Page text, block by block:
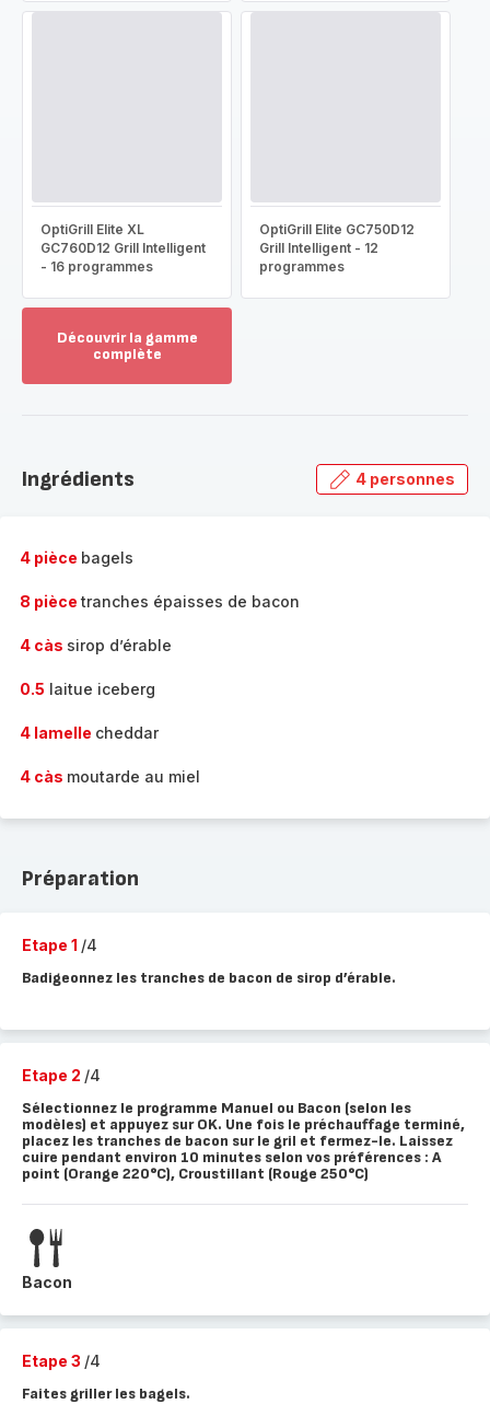
OptiGrill Elite XL
GC760D12 Grill Intelligent
- 16 programmes
OptiGrill Elite GC750D12
Grill Intelligent - 12
programmes
Découvrir la gamme
complète
gamme
Ingrédients 4 personnes
4 pièce bagels
8 pièce tranches épaisses de bacon
4 càs sirop d’érable
0.5 laitue iceberg
4 lamelle cheddar
4 càs moutarde au miel
Préparation
Etape 1 /4
Badigeonnez les tranches de bacon de sirop d’érable.
Etape 2 /4
Sélectionnez le programme Manuel ou Bacon (selon les
modèles) et appuyez sur OK. Une fois le préchauffage terminé,
placez les tranches de bacon sur le gril et fermez-le. Laissez
cuire pendant environ 10 minutes selon vos préférences : A
point (Orange 220°C), Croustillant (Rouge 250°C)
Bacon
Etape 3 /4
Faites griller les bagels.